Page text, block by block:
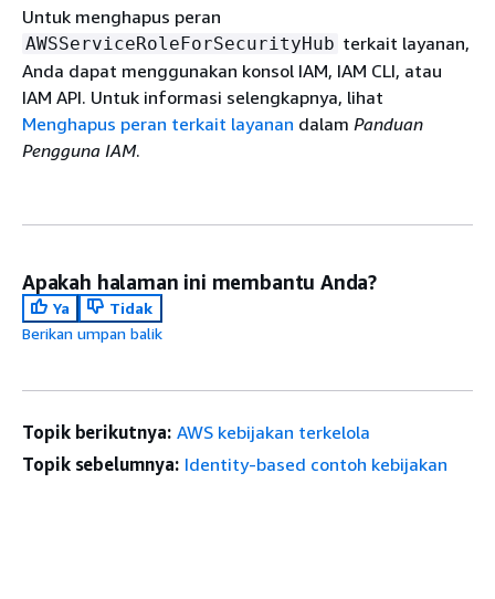
Untuk menghapus peran
AWSServiceRoleForSecurityHub terkait layanan,
Anda dapat menggunakan konsol IAM, IAM CLI, atau
IAM API. Untuk informasi selengkapnya, lihat
Menghapus peran terkait layanan dalam Panduan
Pengguna IAM.
Apakah halaman ini membantu Anda?
Ya
Tidak
Berikan umpan balik
Topik berikutnya: AWS kebijakan terkelola
Topik sebelumnya: Identity-based contoh kebijakan